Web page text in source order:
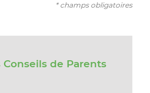
* champs obligatoires
de Parents